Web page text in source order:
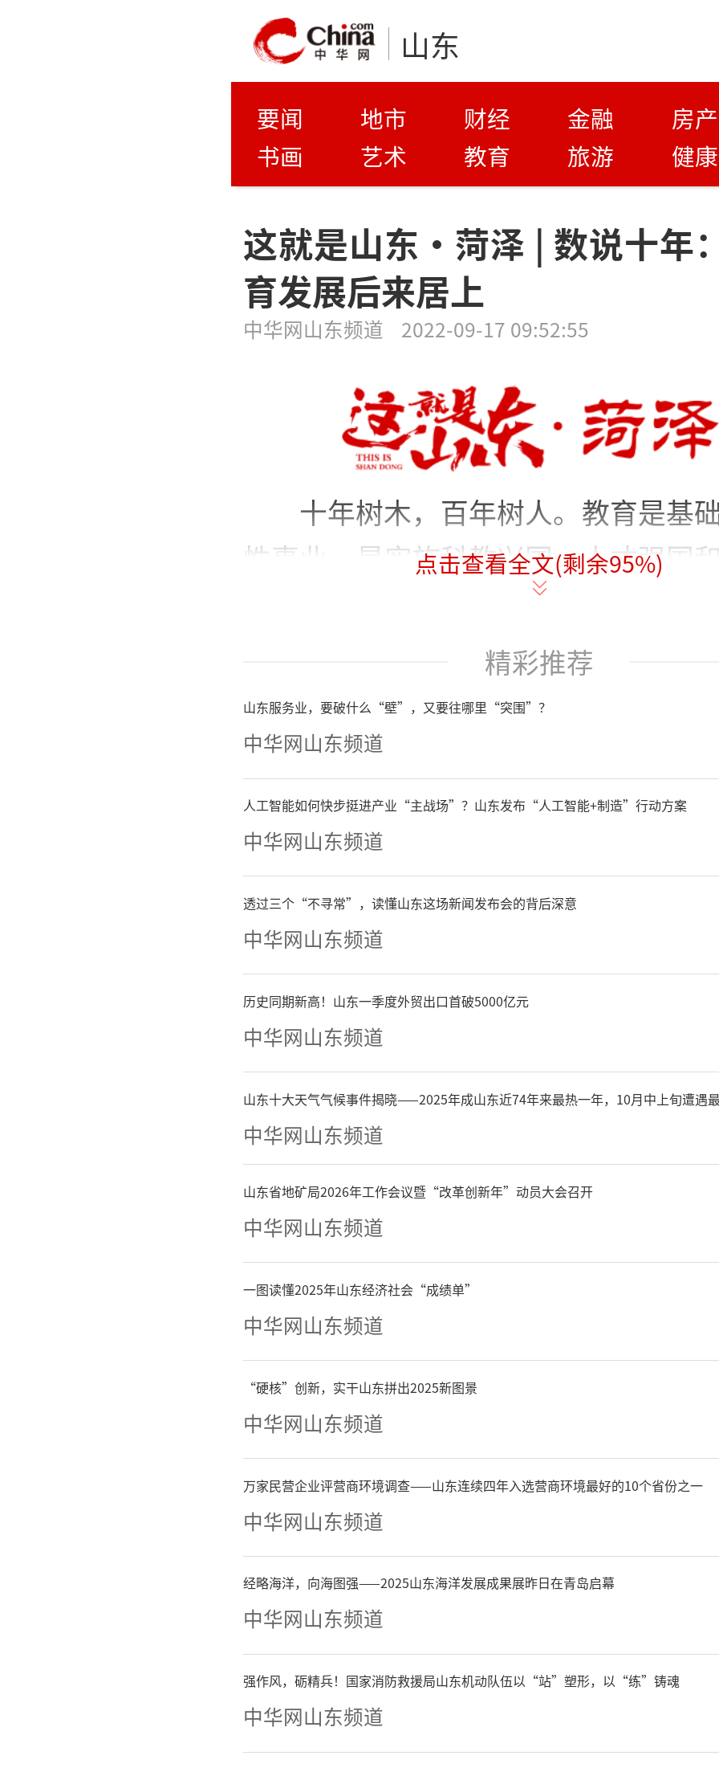
山东
要闻 地市 财经 金融 房产
书画
艺术 教育 旅游 健康
这就是山东·菏泽 | 数说十年
育发展后来居上
中华网山东频道 2022-09-17 09:52:55
十年树木，百年树人。教育是基
性事业，是实施科教兴国、人才强国
战略的根基，是事关千家万户、事关
事关民族振兴、事关国家强盛的百年
伟业。党的十八大以来特别是十九大
近平新时代中国特色社会主义思想的
着经济社会发展、城乡一体化进程加
平的提高，全市上下深入实施科教兴
才兴菏和创新驱动战略，着力加大
入，全力支持教育事业发展壮大，菏泽
得以蓬勃发展。
一、从财政数字看教育投入，迅
菏泽是人口大市、农业大市、经济
政穷市，人均收入水平、人均支出水平
力水平均处于全省最末尾，仅为全省平
50%左右，2021年全市一般公共预算
亿元、支出633.1亿元，这其中近350
支差额，基本全是上级补助，可以说
的“要饭财政”、“吃饭财政”。但
济发展滞后、地方财政困难、财政保障
实际，深入贯彻教育优先发展战略，
不低于”的教育投入总体要求，认真落
育投入政策，努力确保财政教育投
降、只增不减，初步建立健全了稳定的
投入保障机制和管理机制，着力支持
事业健康稳定发展，以占全省3.9%
入、6.1%的财力、5.7%的预算支出、
点击查看全文(剩余95%)
精彩推荐
山东服务业，要破什么“壁”，又要往哪里“突围”？
中华网山东频道
人工智能如何快步挺进产业“主战场”？山东发布“人工智能+制造”行动方案
中华网山东频道
透过三个“不寻常”，读懂山东这场新闻发布会的背后深意
中华网山东频道
历史同期新高！山东一季度外贸出口首破5000亿元
中华网山东频道
山东十大天气气候事件揭晓——2025年成山东近74年来最热一年，10月中上旬遭遇
中华网山东频道
山东省地矿局2026年工作会议暨“改革创新年”动员大会召开
中华网山东频道
一图读懂2025年山东经济社会“成绩单”
中华网山东频道
“硬核”创新，实干山东拼出2025新图景
中华网山东频道
万家民营企业评营商环境调查——山东连续四年入选营商环境最好的10个省份之一
中华网山东频道
经略海洋，向海图强——2025山东海洋发展成果展昨日在青岛启幕
中华网山东频道
强作风，砺精兵！国家消防救援局山东机动队伍以“站”塑形，以“练”铸魂
中华网山东频道